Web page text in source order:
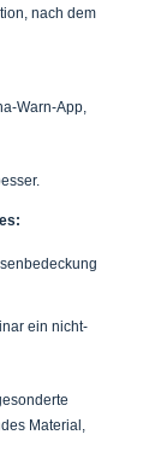
nach dem
Warn-App,
ein nicht-
Material,